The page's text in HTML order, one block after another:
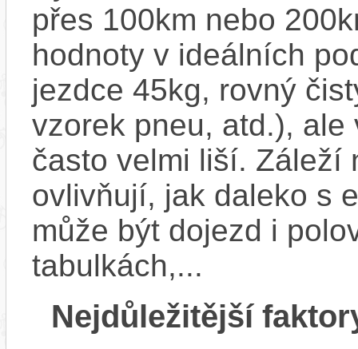
přes 100km nebo
hodnoty v ideálních
jezdce 45kg, rovný
vzorek pneu, atd.),
často velmi liší. Záleží
ovlivňují, jak daleko s
může být dojezd i
tabulkách,...
Nejdůležitější